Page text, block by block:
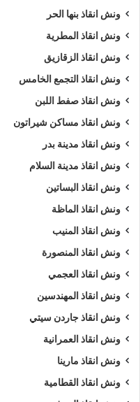
ونش انقاذ بنها الحر
ونش انقاذ المطرية
ونش انقاذ الزقازيق
ونش انقاذ التجمع الخامس
ونش انقاذ صفط اللبن
ونش انقاذ مساكن شيراتون
ونش انقاذ مدينة بدر
ونش انقاذ مدينة السلام
ونش انقاذ البساتين
ونش انقاذ الماظة
ونش انقاذ المنيب
ونش انقاذ المنصورة
ونش انقاذ العجمي
ونش انقاذ المهندسين
ونش انقاذ جاردن سيتي
ونش انقاذ العمرانية
ونش انقاذ مارينا
ونش انقاذ القطامية